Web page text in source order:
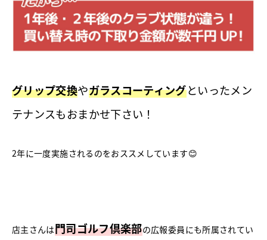
グリップ交換やガラスコーティングといったメン
テナンスもおまかせ下さい！
2年に一度実施されるのをおススメしています😊
店主さんは門司ゴルフ倶楽部の広報委員にも所属されてい